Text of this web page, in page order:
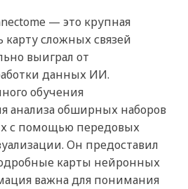
— это крупная
карту сложных связей
выиграл от
данных ИИ.
обучения
анализа обширных наборов
с помощью передовых
Он предоставил
карты нейронных
важна для понимания